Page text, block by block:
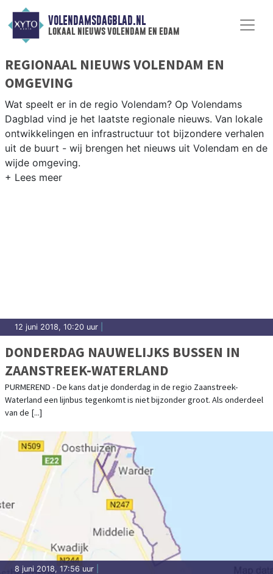
VOLENDAMSDAGBLAD.NL
lokaal nieuws volendam en edam
REGIONAAL NIEUWS VOLENDAM EN
OMGEVING
Wat speelt er in de regio Volendam? Op Volendams
Dagblad vind je het laatste regionale nieuws. Van lokale
ontwikkelingen en infrastructuur tot bijzondere verhalen
uit de buurt - wij brengen het nieuws uit Volendam en de
wijde omgeving.
12 juni 2018, 10:20 uur
DONDERDAG NAUWELIJKS BUSSEN IN
ZAANSTREEK-WATERLAND
PURMEREND - De kans dat je donderdag in de regio Zaanstreek-
Waterland een lijnbus tegenkomt is niet bijzonder groot. Als onderdeel
van de [...]
8 juni 2018, 17:56 uur